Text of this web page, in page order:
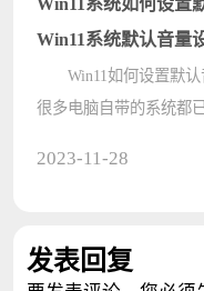
的.NET Fra????
Win11系统默认音量
Win11如何设置默认
很多电脑自带的系统都
修改????
2023-11-28
发表回复